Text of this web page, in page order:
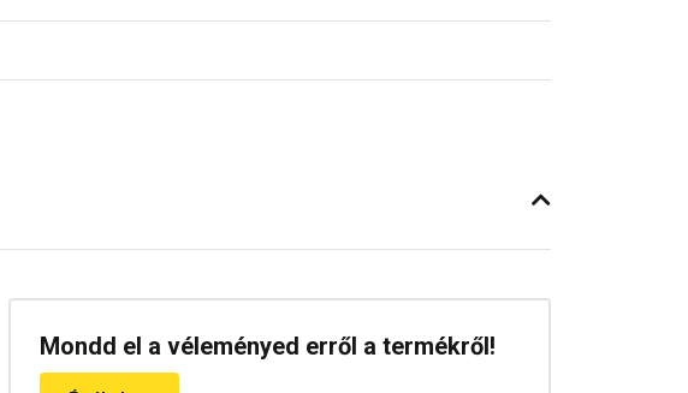
Mondd el a véleményed erről a termékről!